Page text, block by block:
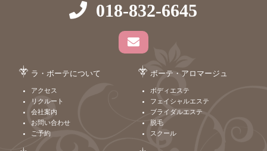
018-832-6645
ラ・ボーテについて
アクセス
リクルート
会社案内
お問い合わせ
ご予約
ボーテ・アロマージュ
ボディエステ
フェイシャルエステ
ブライダルエステ
脱毛
スクール